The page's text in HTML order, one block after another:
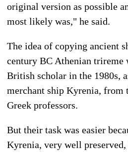
original version as possible
most likely was," he said.
The idea of copying ancient
century BC Athenian trireme
British scholar in the 1980s,
merchant ship Kyrenia, from
Greek professors.
But their task was easier
Kyrenia, very well